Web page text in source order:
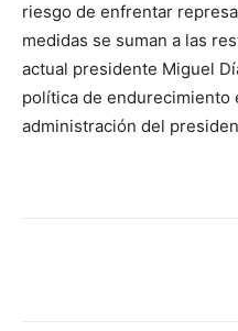
riesgo de enfrentar
medidas se suman a las
actual presidente Miguel
política de endurecimiento
administración del